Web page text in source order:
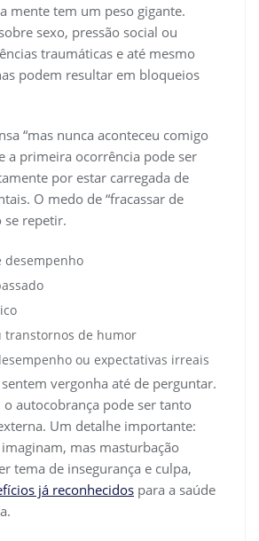
mente tem um peso gigante.
sexo, pressão social ou
traumáticas e até mesmo
podem resultar em bloqueios
“mas nunca aconteceu comigo
a primeira ocorrência pode ser
por estar carregada de
O medo de “fracassar de
se repetir.
desempenho
transtornos de humor
ou expectativas irreais
vergonha até de perguntar.
o autocobrança pode ser tanto
Um detalhe importante:
mas masturbação
tema de insegurança e culpa,
já reconhecidos para a saúde